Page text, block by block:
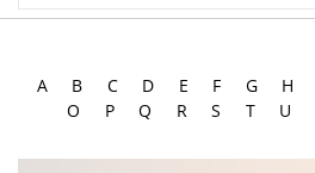
A B C D E F G H
O
P Q R S T U